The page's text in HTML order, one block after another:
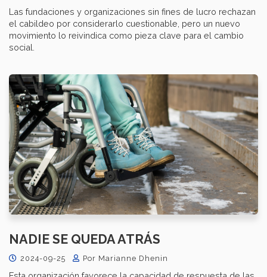
Las fundaciones y organizaciones sin fines de lucro rechazan
el cabildeo por considerarlo cuestionable, pero un nuevo
movimiento lo reivindica como pieza clave para el cambio
social.
NADIE SE QUEDA ATRÁS
2024-09-25 Por Marianne Dhenin